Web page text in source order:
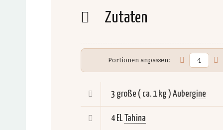
Zutaten
Portionen anpassen:
3 große ( ca. 1 kg ) Aubergine
4 ELTahina